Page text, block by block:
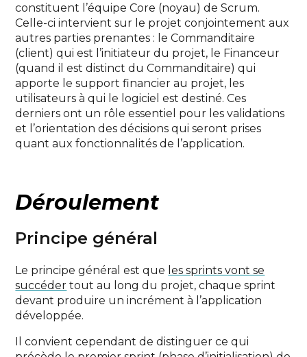
constituent l’équipe Core (noyau) de Scrum.
Celle-ci intervient sur le projet conjointement aux
autres parties prenantes : le Commanditaire
(client) qui est l’initiateur du projet, le Financeur
(quand il est distinct du Commanditaire) qui
apporte le support financier au projet, les
utilisateurs à qui le logiciel est destiné. Ces
derniers ont un rôle essentiel pour les validations
et l’orientation des décisions qui seront prises
quant aux fonctionnalités de l’application.
Déroulement
Principe général
Le principe général est que les sprints vont se
succéder tout au long du projet, chaque sprint
devant produire un incrément à l’application
développée.
Il convient cependant de distinguer ce qui